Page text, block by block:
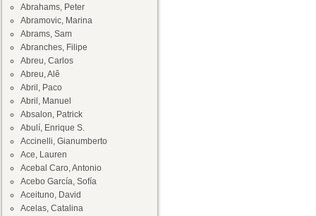
Abrahams, Peter
Abramovic, Marina
Abrams, Sam
Abranches, Filipe
Abreu, Carlos
Abreu, Alê
Abril, Paco
Abril, Manuel
Absalon, Patrick
Abulí, Enrique S.
Accinelli, Gianumberto
Ace, Lauren
Acebal Caro, Antonio
Acebo García, Sofía
Aceituno, David
Acelas, Catalina